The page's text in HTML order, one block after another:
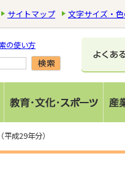
サイトマップ 文字サイズ・
の使い方
成29年分）